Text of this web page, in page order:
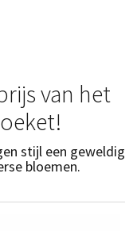
van het
stijl een geweldig
bloemen.